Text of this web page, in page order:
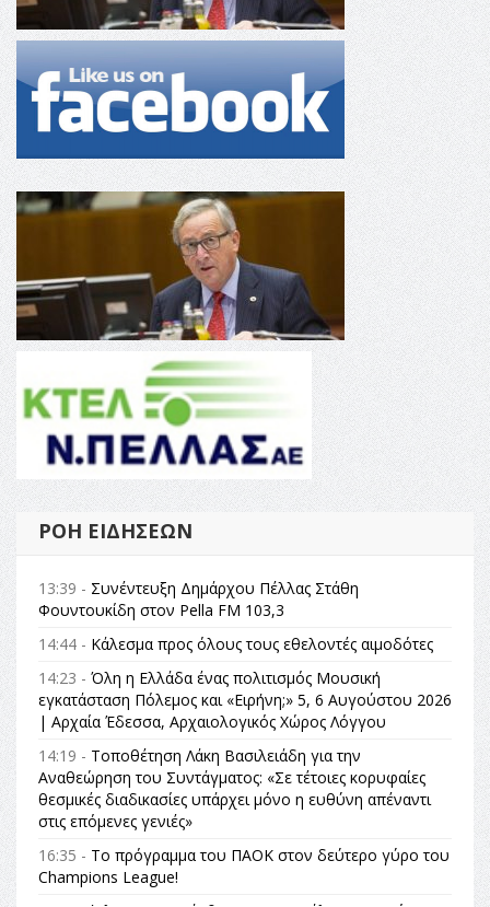
ΡΟΉ ΕΙΔΉΣΕΩΝ
13:39 - Συνέντευξη Δημάρχου Πέλλας Στάθη
Φουντουκίδη στον Pella FM 103,3
14:44 - Κάλεσμα προς όλους τους εθελοντές αιμοδότες
14:23 - Όλη η Ελλάδα ένας πολιτισμός Μουσική
εγκατάσταση Πόλεμος και «Ειρήνη;» 5, 6 Αυγούστου 2026
| Αρχαία Έδεσσα, Αρχαιολογικός Χώρος Λόγγου
14:19 - Τοποθέτηση Λάκη Βασιλειάδη για την
Αναθεώρηση του Συντάγματος: «Σε τέτοιες κορυφαίες
θεσμικές διαδικασίες υπάρχει μόνο η ευθύνη απέναντι
στις επόμενες γενιές»
16:35 - Το πρόγραμμα του ΠΑΟΚ στον δεύτερο γύρο του
Champions League!